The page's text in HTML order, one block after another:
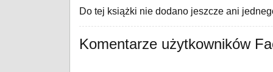
Do tej książki nie dodano jeszcze ani
Komentarze użytkowników